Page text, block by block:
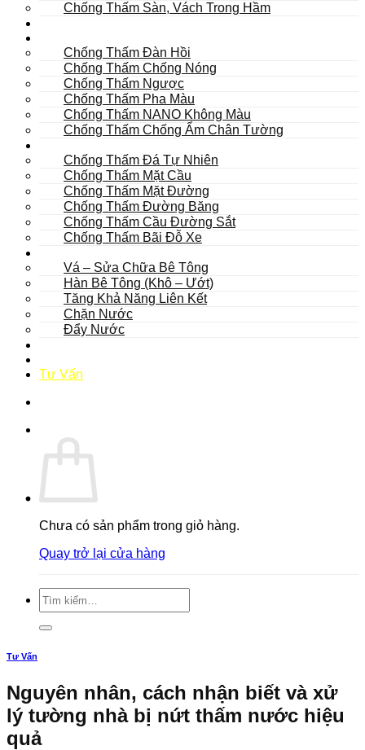
Chống Thấm Sàn, Vách Trong Hầm
Chống Thấm Đàn Hồi
Chống Thấm Chống Nóng
Chống Thấm Ngược
Chống Thấm Pha Màu
Chống Thấm NANO Không Màu
Chống Thấm Chống Ẩm Chân Tường
Chống Thấm Đá Tự Nhiên
Chống Thấm Mặt Cầu
Chống Thấm Mặt Đường
Chống Thấm Đường Băng
Chống Thấm Cầu Đường Sắt
Chống Thấm Bãi Đỗ Xe
Vá – Sửa Chữa Bê Tông
Hàn Bê Tông (Khô – Ướt)
Tăng Khả Năng Liên Kết
Chặn Nước
Đẩy Nước
Tư Vấn
Chưa có sản phẩm trong giỏ hàng.
Quay trở lại cửa hàng
Tìm
kiếm:
Tư Vấn
Nguyên nhân, cách nhận biết và xử
lý tường nhà bị nứt thấm nước hiệu
quả